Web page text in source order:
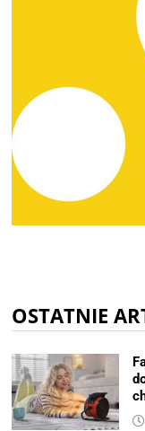
OSTATNIE